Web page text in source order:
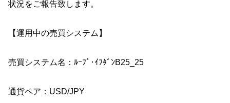
状況をご報告致します。
【運用中の売買システム】
売買システム名：ﾙｰﾌﾟ･ｲﾌﾀﾞﾝB25_25
通貨ペア：USD/JPY